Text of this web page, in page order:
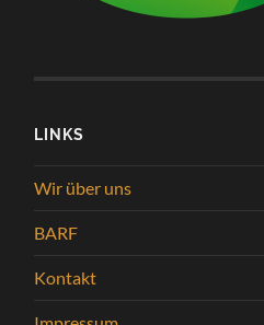
LINKS
Wir über uns
BARF
Kontakt